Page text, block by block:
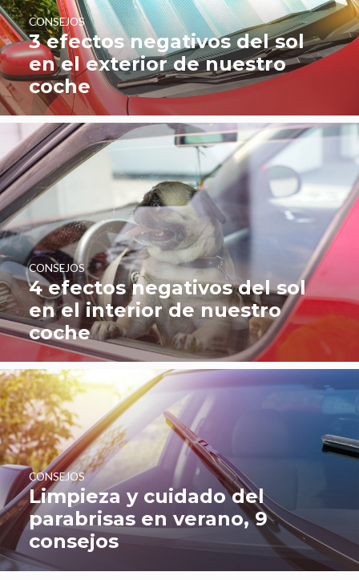
3 efectos negativos del sol
en el exterior de nuestro
coche
CONSEJOS
4 efectos negativos del sol
en el interior de nuestro
coche
CONSEJOS
Limpieza y cuidado del
parabrisas en verano, 9
consejos
CONSEJOS